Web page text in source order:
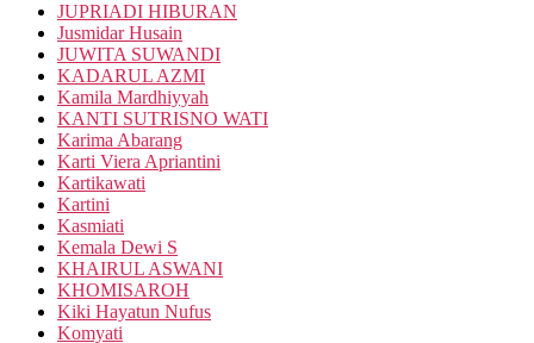
JUPRIADI HIBURAN
Jusmidar Husain
JUWITA SUWANDI
KADARUL AZMI
Kamila Mardhiyyah
KANTI SUTRISNO WATI
Karima Abarang
Karti Viera Apriantini
Kartikawati
Kartini
Kasmiati
Kemala Dewi S
KHAIRUL ASWANI
KHOMISAROH
Kiki Hayatun Nufus
Komyati